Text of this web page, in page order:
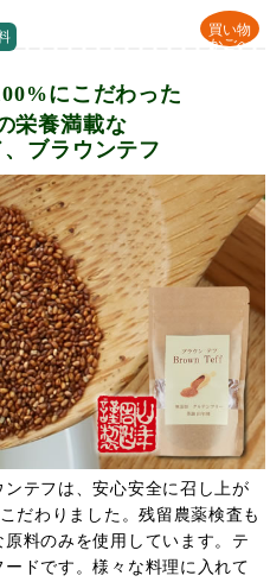
買い物
かごへ
にこだわった
栄養満載な
ブラウンテフ
テフは、安心安全に召し上が
だわりました。残留農薬検査も
料のみを使用しています。テ
ドです。様々な料理に入れて